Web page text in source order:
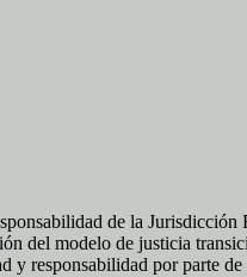
de la
del modelo de justicia
y responsabilidad por parte de